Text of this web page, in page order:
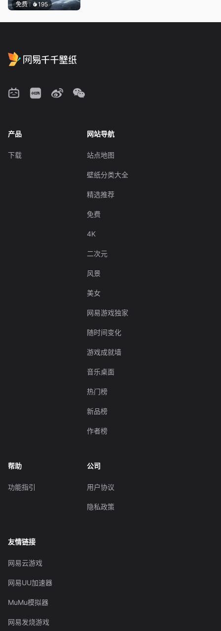
免费 195
产品
下载
网站导航
站点地图
壁纸分类大全
精选推荐
免费
4K
二次元
风景
美女
网易游戏独家
随时间变化
游戏成就墙
音乐桌面
热门榜
新品榜
作者榜
帮助
功能指引
公司
用户协议
隐私政策
友情链接
网易云游戏
网易UU加速器
MuMu模拟器
网易发烧游戏